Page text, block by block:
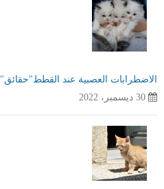
الاضطرابات العصبية عند القطط"حقائق"
30 ديسمبر، 2022